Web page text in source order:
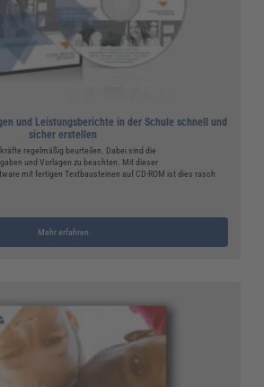
und Leistungsberichte in der Schule schnell und
sicher erstellen
regelmäßig beurteilen. Dabei sind die
und Vorlagen zu beachten. Mit dieser
mit fertigen Textbausteinen auf CD-ROM ist dies rasch
Mehr erfahren